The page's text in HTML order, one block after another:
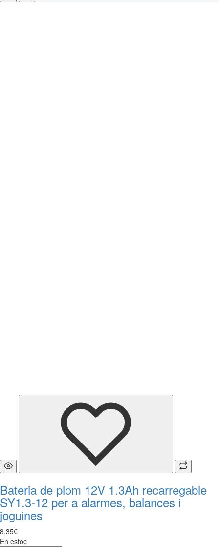
Bateria de plom 12V 1.3Ah recarregable
SY1.3-12 per a alarmes, balances i
joguines
8,35€
En estoc